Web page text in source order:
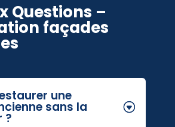
Questions –
façades
une
sans la
?